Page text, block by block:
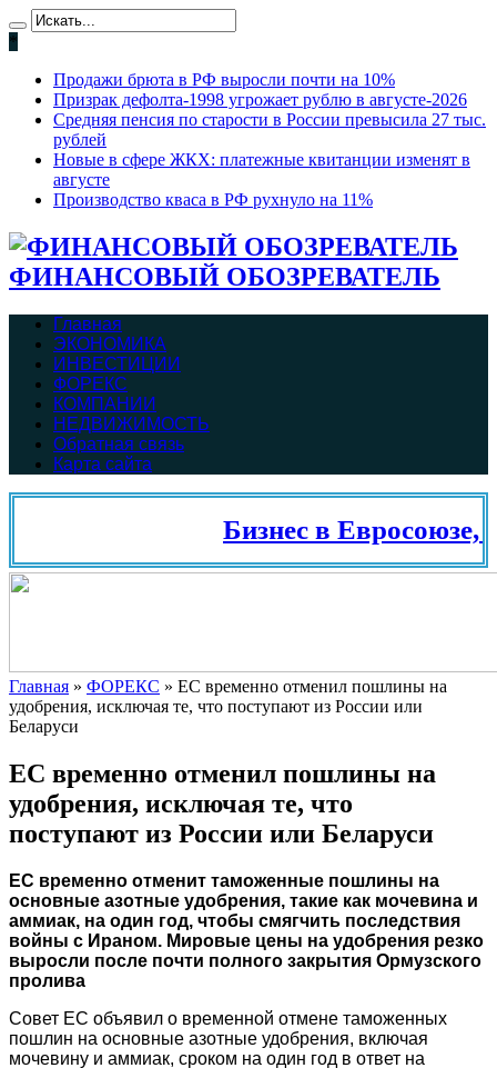
*
Продажи брюта в РФ выросли почти на 10%
Призрак дефолта-1998 угрожает рублю в августе-2026
Средняя пенсия по старости в России превысила 27 тыс.
рублей
Новые в сфере ЖКХ: платежные квитанции изменят в
августе
Производство кваса в РФ рухнуло на 11%
ФИНАНСОВЫЙ ОБОЗРЕВАТЕЛЬ
Главная
ЭКОНОМИКА
ИНВЕСТИЦИИ
ФОРЕКС
КОМПАНИИ
НЕДВИЖИМОСТЬ
Обратная связь
Карта сайта
Бизнес в Евросоюзе,
Главная » ФОРЕКС » ЕС временно отменил пошлины на
удобрения, исключая те, что поступают из России или
Беларуси
ЕС временно отменил пошлины на
удобрения, исключая те, что
поступают из России или Беларуси
ЕС временно отменит таможенные пошлины на
основные азотные удобрения, такие как мочевина и
аммиак, на один год, чтобы смягчить последствия
войны с Ираном. Мировые цены на удобрения резко
выросли после почти полного закрытия Ормузского
пролива
Совет ЕС объявил о временной отмене таможенных
пошлин на основные азотные удобрения, включая
мочевину и аммиак, сроком на один год в ответ на